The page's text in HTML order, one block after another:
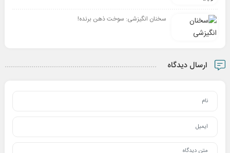
سخنان انگیزشی: سوخت ذهن برنده!
ارسال دیدگاه